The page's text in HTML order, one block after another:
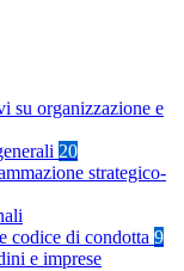
su organizzazione e
20
strategico-
codice di condotta 9
e imprese